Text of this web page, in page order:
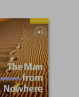
45%
dcto.